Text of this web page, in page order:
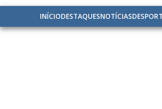
INÍCIODESTAQUESNOTÍCIAS